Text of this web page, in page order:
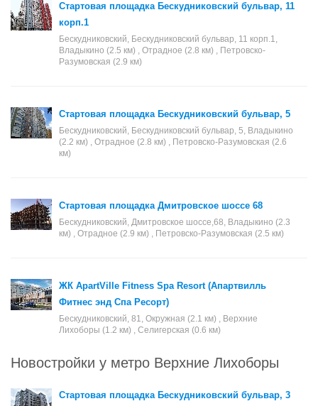
Стартовая площадка Бескудниковский бульвар, 11
корп.1
Бескудниковский, Бескудниковский бульвар, 11 корп.1,
Владыкино (2.5 км) , Отрадное (2.8 км) , Петровско-
Разумовская (2.9 км)
Стартовая площадка Бескудниковский бульвар, 5
Бескудниковский, Бескудниковский бульвар, 5, Владыкино
(2.2 км) , Отрадное (2.8 км) , Петровско-Разумовская (2.6
км)
Стартовая площадка Дмитровское шоссе 68
Бескудниковский, Дмитровское шоссе,68, Владыкино (2.3
км) , Отрадное (2.9 км) , Петровско-Разумовская (2.5 км)
ЖК ApartVille Fitness Spa Resort (Апартвилль
Фитнес энд Спа Ресорт)
Бескудниковский, 81, Окружная (2.1 км) , Верхние
Лихоборы (1.2 км) , Селигерская (0.6 км)
Новостройки у метро Верхние Лихоборы
Стартовая площадка Бескудниковский бульвар, 3